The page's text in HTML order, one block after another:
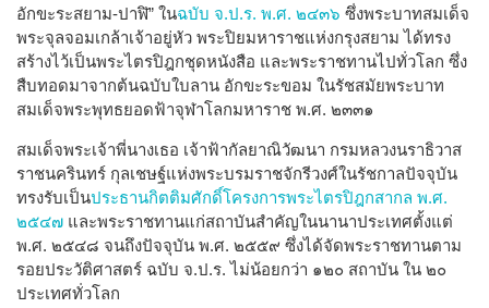
อักขะระสยาม-ปาฬิ” ในฉบับ จ.ป.ร. พ.ศ. ๒๔๓๖ ซึ่งพระบาทสมเด็จ
พระจุลจอมเกล้าเจ้าอยู่หัว พระปิยมหาราชแห่งกรุงสยาม ได้ทรง
สร้างไว้เป็นพระไตรปิฎกชุดหนังสือ และพระราชทานไปทั่วโลก ซึ่ง
สืบทอดมาจากต้นฉบับใบลาน อักขะระขอม ในรัชสมัยพระบาท
สมเด็จพระพุทธยอดฟ้าจุฬาโลกมหาราช พ.ศ. ๒๓๓๑
สมเด็จพระเจ้าพี่นางเธอ เจ้าฟ้ากัลยาณิวัฒนา กรมหลวงนราธิวาส
ราชนครินทร์ กุลเชษฐ์แห่งพระบรมราชจักรีวงศ์ในรัชกาลปัจจุบัน
ทรงรับเป็นประธานกิตติมศักดิ์โครงการพระไตรปิฎกสากล พ.ศ.
๒๕๔๗ และพระราชทานแก่สถาบันสำคัญในนานาประเทศตั้งแต่
พ.ศ.​ ๒๕๔๘ จนถึงปัจจุบัน พ.ศ. ๒๕๕๙ ซึ่งได้จัดพระราชทานตาม
รอยประวัติศาสตร์ ฉบับ จ.ป.ร. ไม่น้อยกว่า ๑๒๐ สถาบัน ใน ๒๐
ประเทศทั่วโลก